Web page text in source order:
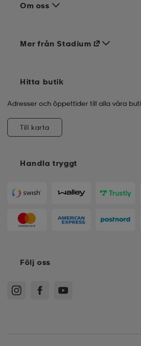
Om oss
Handla tryggt
Mer från Stadium
Hitta butik
Adresser och öppettider till alla våra
Till karta
Följ oss